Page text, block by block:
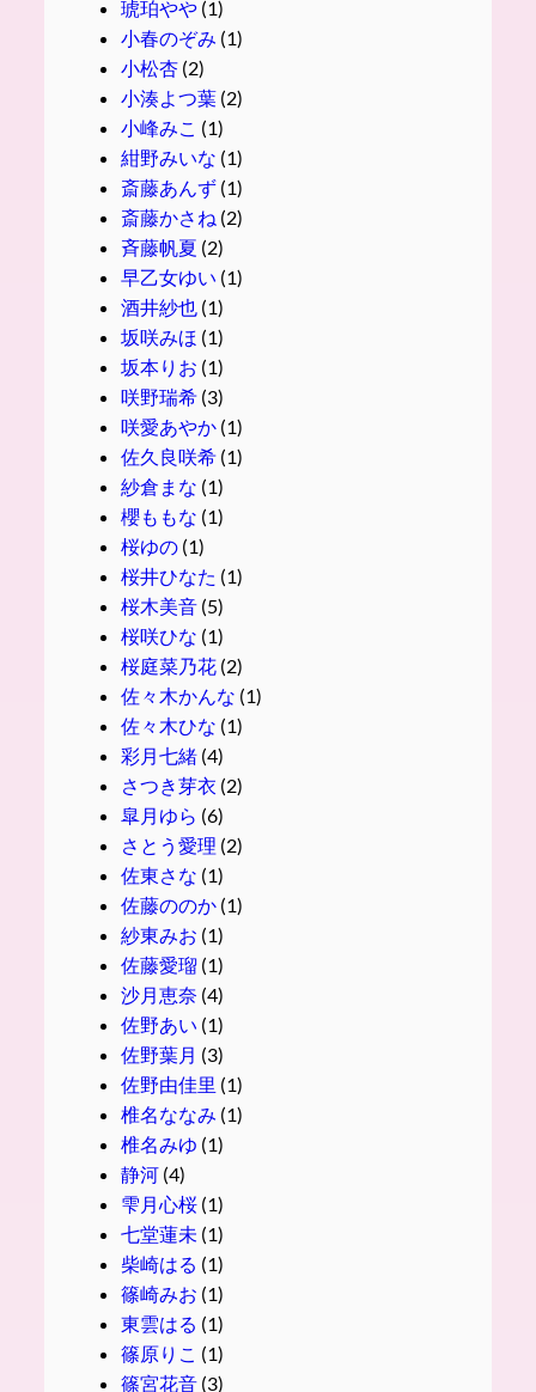
琥珀やや(1)
小春のぞみ (1)
小松杏(2)
小湊よつ葉(2)
小峰みこ (1)
紺野みいな (1)
斎藤あんず(1)
斎藤かさね (2)
斉藤帆夏 (2)
早乙女ゆい (1)
酒井紗也 (1)
坂咲みほ (1)
坂本りお (1)
咲野瑞希(3)
咲愛あやか(1)
佐久良咲希(1)
紗倉まな (1)
櫻ももな (1)
桜ゆの(1)
桜井ひなた (1)
桜木美音(5)
桜咲ひな (1)
桜庭菜乃花(2)
佐々木かんな (1)
佐々木ひな (1)
彩月七緒(4)
さつき芽衣 (2)
皐月ゆら (6)
さとう愛理 (2)
佐東さな (1)
佐藤ののか(1)
紗東みお (1)
佐藤愛瑠(1)
沙月恵奈 (4)
佐野あい (1)
佐野葉月 (3)
佐野由佳里 (1)
椎名ななみ (1)
椎名みゆ (1)
静河(4)
雫月心桜(1)
七堂蓮未 (1)
柴崎はる (1)
篠崎みお (1)
東雲はる (1)
篠原りこ (1)
篠宮花音(3)